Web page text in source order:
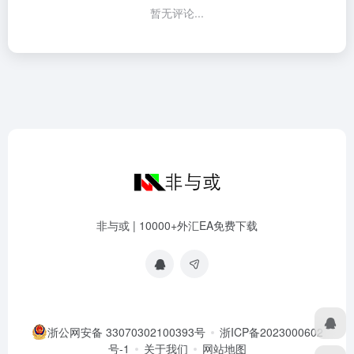
暂无评论...
非与或 | 10000+外汇EA免费下载
浙公网安备 33070302100393号
浙ICP备2023000602
号-1
关于我们 网站地图